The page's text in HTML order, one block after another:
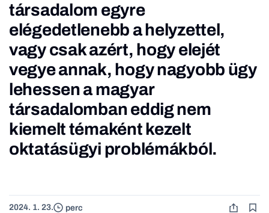
társadalom egyre
elégedetlenebb a helyzettel,
vagy csak azért, hogy elejét
vegye annak, hogy nagyobb ügy
lehessen a magyar
társadalomban eddig nem
kiemelt témaként kezelt
oktatásügyi problémákból.
2024. 1. 23. perc